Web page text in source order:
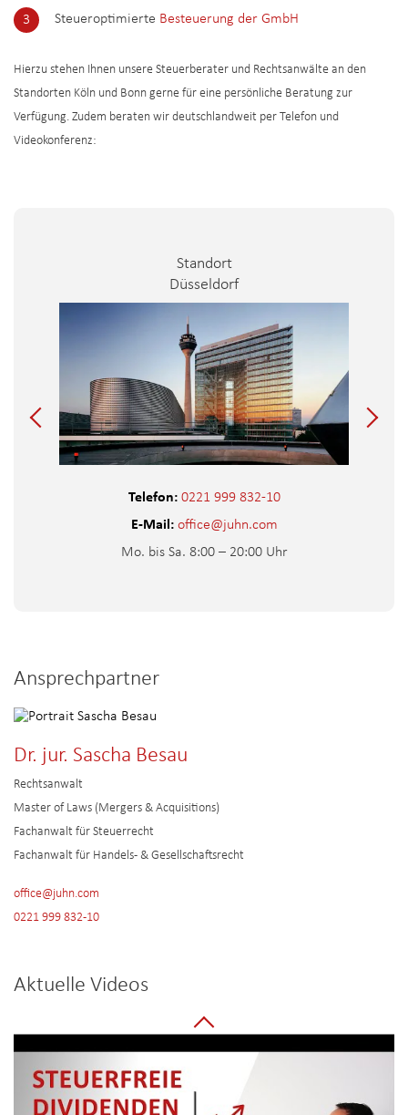
Steueroptimierte Besteuerung der GmbH
Hierzu stehen Ihnen unsere Steuerberater und Rechtsanwälte an den
Standorten Köln und Bonn gerne für eine persönliche Beratung zur
Verfügung. Zudem beraten wir deutschlandweit per Telefon und
Videokonferenz:
Standort
Düsseldorf
Telefon: 0221 999 832-10
E-Mail: office@juhn.com
Mo. bis Sa. 8:00 – 20:00 Uhr
Ansprechpartner
Dr. jur. Sascha Besau
Rechtsanwalt
Master of Laws (Mergers & Acquisitions)
Fachanwalt für Steuerrecht
Fachanwalt für Handels- & Gesellschaftsrecht
office@juhn.com
0221 999 832-10
Aktuelle Videos